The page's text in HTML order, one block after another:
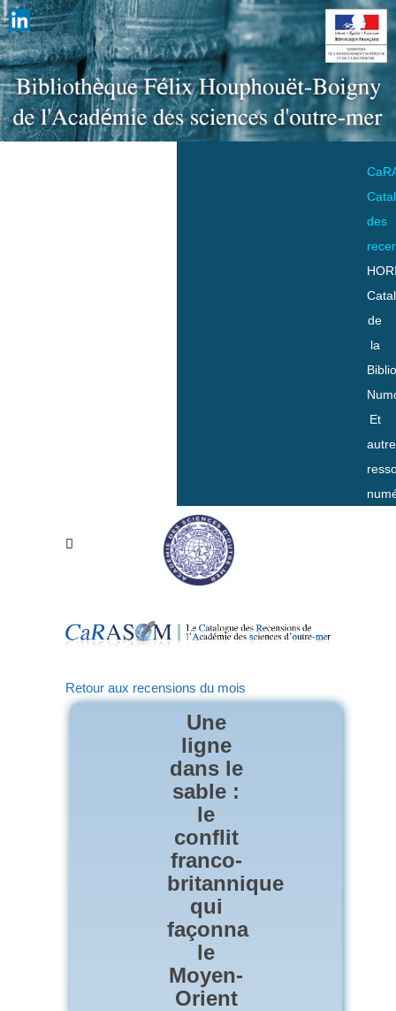
des
de
la
Et
Retour aux recensions du mois
Une
ligne
dans le
sable :
le
conflit
franco-
britannique
qui
façonna
le
Moyen-
Orient